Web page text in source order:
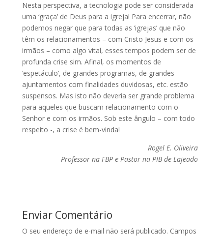
Nesta perspectiva, a tecnologia pode ser considerada
uma ‘graça’ de Deus para a igreja! Para encerrar, não
podemos negar que para todas as ‘igrejas’ que não
têm os relacionamentos – com Cristo Jesus e com os
irmãos – como algo vital, esses tempos podem ser de
profunda crise sim. Afinal, os momentos de
‘espetáculo’, de grandes programas, de grandes
ajuntamentos com finalidades duvidosas, etc. estão
suspensos. Mas isto não deveria ser grande problema
para aqueles que buscam relacionamento com o
Senhor e com os irmãos. Sob este ângulo – com todo
respeito -, a crise é bem-vinda!
Rogel E. Oliveira
Professor na FBP e Pastor na PIB de Lajeado
Enviar Comentário
O seu endereço de e-mail não será publicado. Campos